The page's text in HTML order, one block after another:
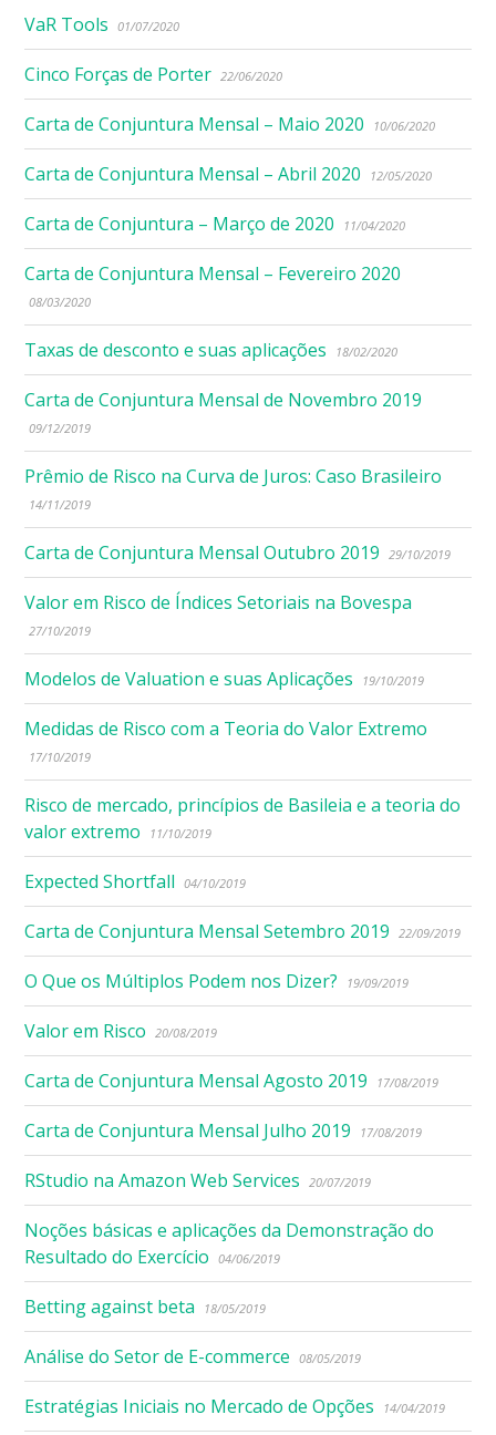
VaR Tools 01/07/2020
Cinco Forças de Porter 22/06/2020
Carta de Conjuntura Mensal – Maio 2020 10/06/2020
Carta de Conjuntura Mensal – Abril 2020 12/05/2020
Carta de Conjuntura – Março de 2020 11/04/2020
Carta de Conjuntura Mensal – Fevereiro 2020
08/03/2020
Taxas de desconto e suas aplicações 18/02/2020
Carta de Conjuntura Mensal de Novembro 2019
09/12/2019
Prêmio de Risco na Curva de Juros: Caso Brasileiro
14/11/2019
Carta de Conjuntura Mensal Outubro 2019 29/10/2019
Valor em Risco de Índices Setoriais na Bovespa
27/10/2019
Modelos de Valuation e suas Aplicações 19/10/2019
Medidas de Risco com a Teoria do Valor Extremo
17/10/2019
Risco de mercado, princípios de Basileia e a teoria do
valor extremo
11/10/2019
Expected Shortfall 04/10/2019
Carta de Conjuntura Mensal Setembro 2019 22/09/2019
O Que os Múltiplos Podem nos Dizer? 19/09/2019
Valor em Risco 20/08/2019
Carta de Conjuntura Mensal Agosto 2019 17/08/2019
Carta de Conjuntura Mensal Julho 2019 17/08/2019
RStudio na Amazon Web Services 20/07/2019
Noções básicas e aplicações da Demonstração do
Resultado do Exercício
04/06/2019
Betting against beta 18/05/2019
Análise do Setor de E-commerce 08/05/2019
Estratégias Iniciais no Mercado de Opções 14/04/2019